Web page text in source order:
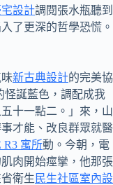
設計調閱張水瓶聽到
了更深的哲學恐慌。
新古典設計的完美協
怪誕藍色，調配成我
十一點二。」來，山
才能、改良群眾就醫
R3 寓所動。今朝，電
肉開始痙攣，他那張
衛生 民生社區室內設